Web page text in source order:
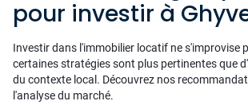
pour investir à
Investir dans l'immobilier locatif ne s'improvise
certaines stratégies sont plus pertinentes que
du contexte local. Découvrez nos
l'analyse du marché.